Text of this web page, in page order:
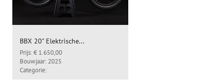
BBX 20" Elektrische...
Prijs: € 1.650,00
Bouwjaar: 2025
Categorie: